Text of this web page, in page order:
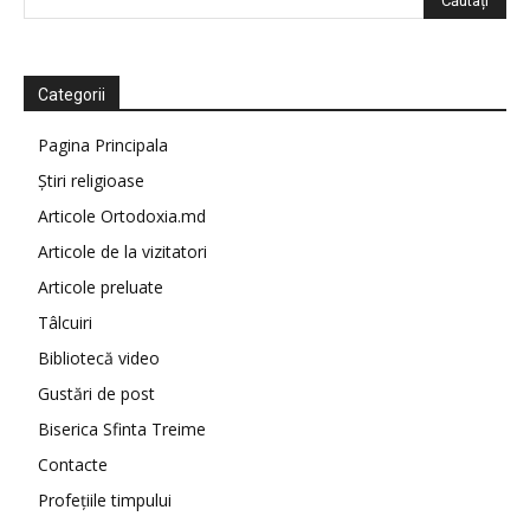
Categorii
Pagina Principala
Știri religioase
Articole Ortodoxia.md
Articole de la vizitatori
Articole preluate
Tâlcuiri
Bibliotecă video
Gustări de post
Biserica Sfinta Treime
Contacte
Profețiile timpului